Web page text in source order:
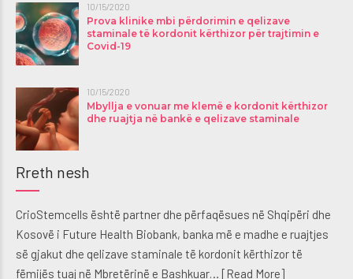
10/15/2020
Prova klinike mbi përdorimin e qelizave
staminale të kordonit kërthizor për trajtimin e
Covid-19
10/15/2020
Mbyllja e vonuar me klemë e kordonit kërthizor
dhe ruajtja në bankë e qelizave staminale
Rreth nesh
CrioStemcells është partner dhe përfaqësues në Shqipëri dhe
Kosovë i Future Health Biobank, banka më e madhe e ruajtjes
së gjakut dhe qelizave staminale të kordonit kërthizor të
fëmijës tuaj në Mbretërinë e Bashkuar… [Read More]